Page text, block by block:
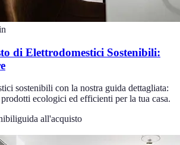
di Elettrodomestici Sostenibili:
sostenibili con la nostra guida dettagliata:
ecologici ed efficienti per la tua casa.
guida all'acquisto